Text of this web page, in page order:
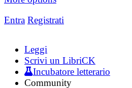
Entra Registrati
Leggi
Scrivi un LibriCK
Incubatore letterario
Community